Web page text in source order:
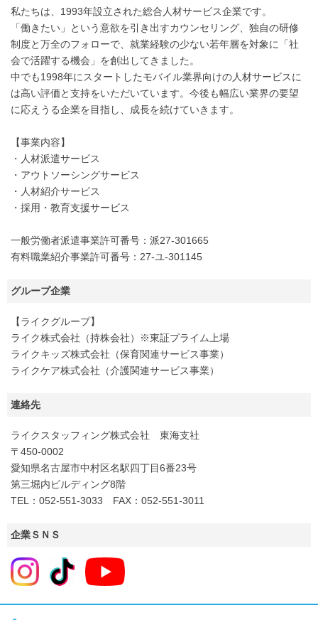
私たちは、1993年設立された総合人材サービス企業です。
「働きたい」という意欲を引き出すカウンセリング、独自の研修
制度と万全のフォローで、就業経験の少ない若年層を対象に「社
会で活躍する機会」を創出してきました。
中でも1998年にスタートしたモバイル業界向けの人材サービスに
は高い評価と支持をいただいています。今後も幅広い業界の要望
に応えうる企業を目指し、成長を続けていきます。
【事業内容】
・人材派遣サービス
・アウトソーシングサービス
・人材紹介サービス
・採用・教育支援サービス
一般労働者派遣事業許可番号：派27-301665
有料職業紹介事業許可番号：27-ユ-301145
グループ企業
【ライクグループ】
ライク株式会社（持株会社）※東証プライム上場
ライクキッズ株式会社（保育関連サービス事業）
ライクケア株式会社（介護関連サービス事業）
連絡先
ライクスタッフィング株式会社 東海支社
〒450-0002
愛知県名古屋市中村区名駅四丁目6番23号
第三堀内ビルディング8階
TEL：052-551-3033 FAX：052-551-3011
企業ＳＮＳ